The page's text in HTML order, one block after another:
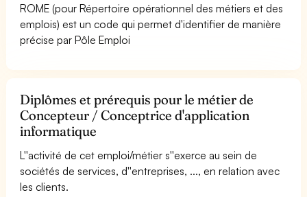
ROME (pour Répertoire opérationnel des métiers et des
emplois) est un code qui permet d'identifier de manière
précise par Pôle Emploi
Diplômes et prérequis pour le métier de
Concepteur / Conceptrice d'application
informatique
L''activité de cet emploi/métier s''exerce au sein de
sociétés de services, d''entreprises, ..., en relation avec
les clients.